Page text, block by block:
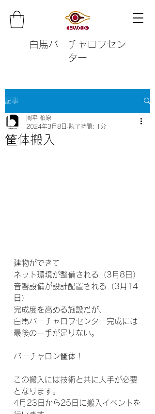
白馬バーチャロフセン
ター
記事
筐体搬入
周平 柏原
2024年3月8日 読了時間: 1分
建物ができて
ネット環境が整備される（3月8日）
音響設備が設計配置される（3月14
日）
完成度を高める施設だが、
白馬バーチャロフセンター完成には
最後の一手が足りない。
バーチャロン筐体！
この搬入には技術と共に人手が必要
となります。
4月23日から25日に搬入イベントを